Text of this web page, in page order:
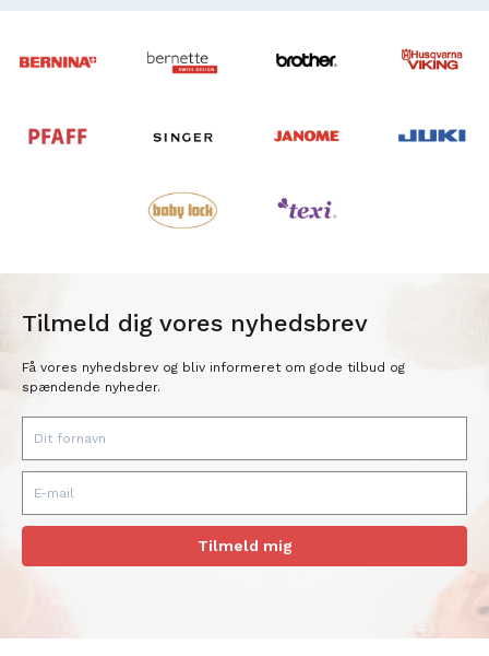
Tilmeld dig vores nyhedsbrev
Få vores nyhedsbrev og bliv informeret om gode tilbud og
spændende nyheder.
Tilmeld mig